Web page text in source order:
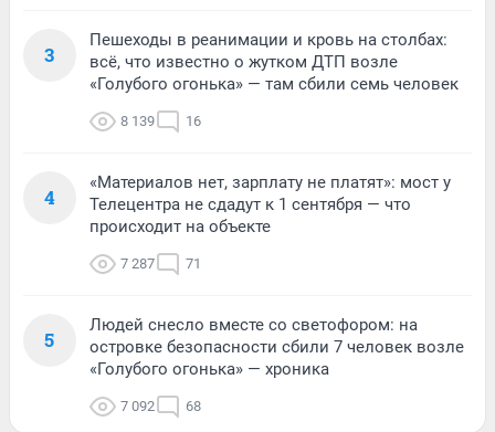
3
Пешеходы в реанимации и кровь на столбах:
всё, что известно о жутком ДТП возле
«Голубого огонька» — там сбили семь человек
8 139 16
4
«Материалов нет, зарплату не платят»: мост у
Телецентра не сдадут к 1 сентября — что
происходит на объекте
7 287 71
5
Людей снесло вместе со светофором: на
островке безопасности сбили 7 человек возле
«Голубого огонька» — хроника
7 092 68